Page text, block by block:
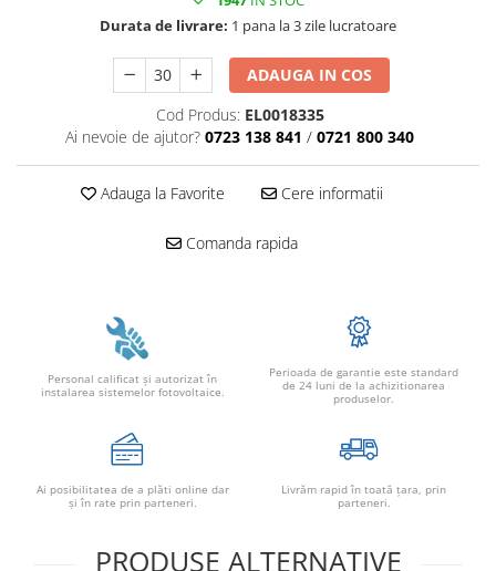
Convertor DC-DC
Dongle
Meteocontrol
Monitorizare
Statii de reincarcare
Accesorii cabluri
Folie avertizoare
LEA accesorii
Papuci si mufe
Durata de livrare: 1 pana la 3 zile lucratoare
ADAUGA IN COS
Cod Produs: EL0018335
Ai nevoie de ajutor? 0723 138 841 / 0721 800 340
Adauga la Favorite Cere informatii
Comanda rapida
Personal calificat şi autorizat în
instalarea sistemelor fotovoltaice.
Perioada de garantie este standard
de 24 luni de la achizitionarea
produselor.
Ai posibilitatea de a plăti online dar
şi în rate prin parteneri.
Livrăm rapid în toată țara, prin
parteneri.
PRODUSE ALTERNATIVE